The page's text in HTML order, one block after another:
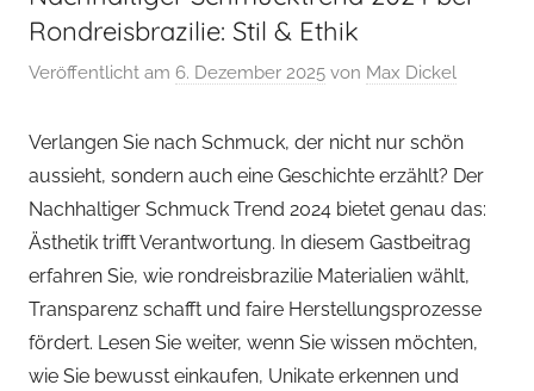
Rondreisbrazilie: Stil & Ethik
Veröffentlicht am 6. Dezember 2025 von Max Dickel
Verlangen Sie nach Schmuck, der nicht nur schön
aussieht, sondern auch eine Geschichte erzählt? Der
Nachhaltiger Schmuck Trend 2024 bietet genau das:
Ästhetik trifft Verantwortung. In diesem Gastbeitrag
erfahren Sie, wie rondreisbrazilie Materialien wählt,
Transparenz schafft und faire Herstellungsprozesse
fördert. Lesen Sie weiter, wenn Sie wissen möchten,
wie Sie bewusst einkaufen, Unikate erkennen und